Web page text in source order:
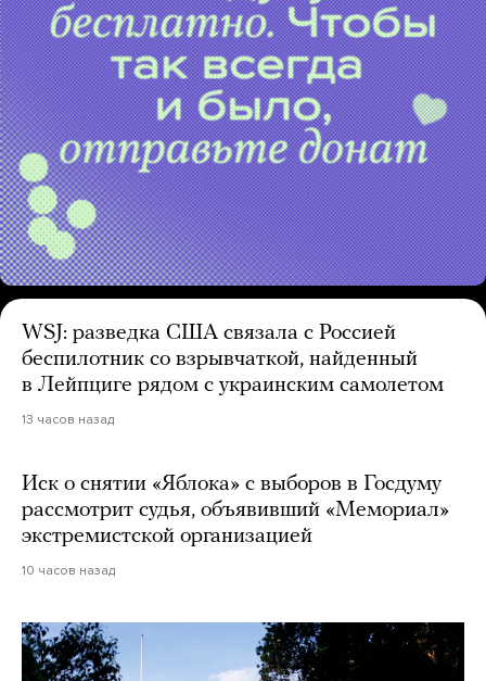
WSJ: разведка США связала с Россией
беспилотник со взрывчаткой, найденный
в Лейпциге рядом с украинским самолетом
13 часов назад
Иск о снятии «Яблока» с выборов в Госдуму
рассмотрит судья, объявивший «Мемориал»
экстремистской организацией
10 часов назад